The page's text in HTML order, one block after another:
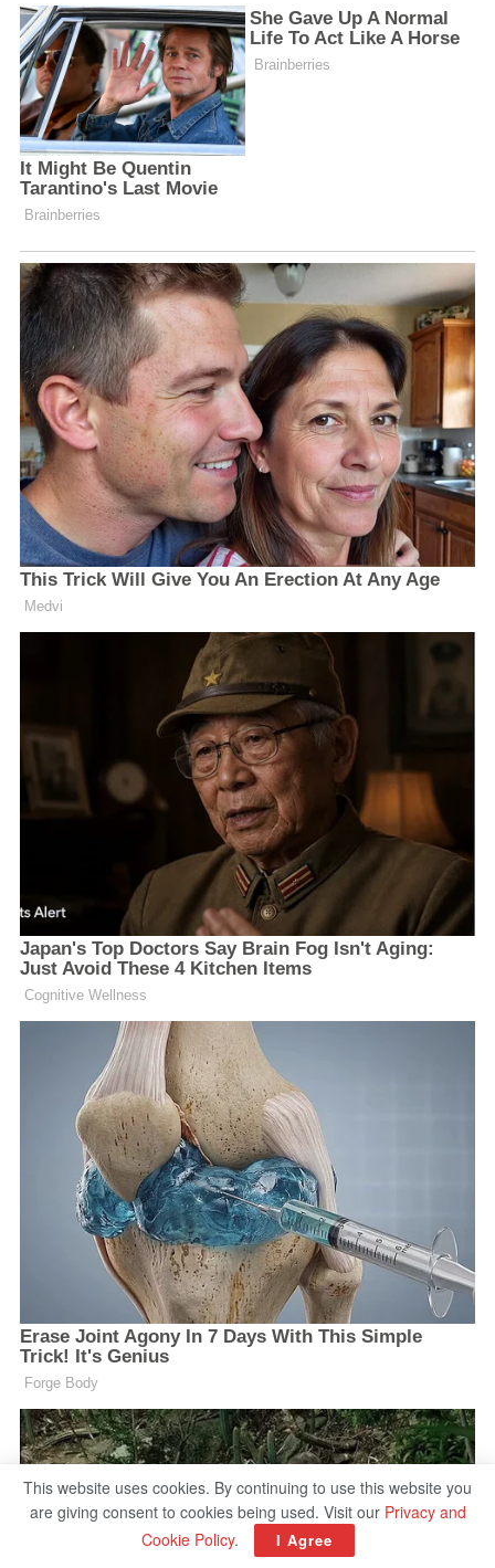
This website uses cookies. By continuing to use this website you
are giving consent to cookies being used. Visit our Privacy and
Cookie Policy. I Agree